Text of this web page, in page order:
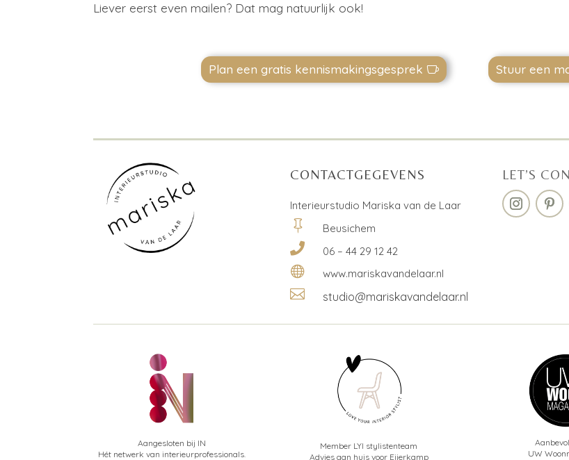
Liever eerst even mailen? Dat mag natuurlijk ook!
Plan een gratis kennismakingsgesprek Stuur een
CONTACTGEGEVENS
Interieurstudio Mariska van de Laar
 Beusichem
 06 – 44 29 12 42
 www.mariskavandelaar.nl
 studio@mariskavandelaar.nl
LET’S
Aangesloten bij IN
Hét netwerk van interieurprofessionals.
Member LYI stylistenteam
Advies aan huis voor Eijerkamp
UW